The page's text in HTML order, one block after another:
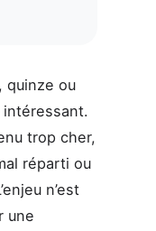
quinze ou
trop cher,
réparti ou
n’est
une